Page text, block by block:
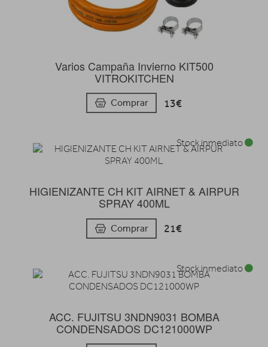
Varios Campaña Invierno KIT500
VITROKITCHEN
Comprar 13€
HIGIENIZANTE CH KIT AIRNET & AIRPUR
SPRAY 400ML
Comprar 21€
Stock inmediato
ACC. FUJITSU 3NDN9031 BOMBA
CONDENSADOS DC121000WP
Stock inmediato